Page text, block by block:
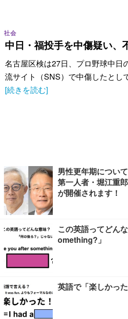
中日・福投手を中傷疑い、
社会
名古屋区検は27日、プロ野球中日
流サイト（SNS）で中傷したとし
[続きを読む]
男性更年期につい
第一人者・堀江重
が開催されます！
この英語ってどん
omething?」
英語で「楽しかっ